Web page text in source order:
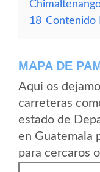
18 Contenido
MAPA DE
Aqui os
carreteras
estado de
en Guatemala
para cercaros